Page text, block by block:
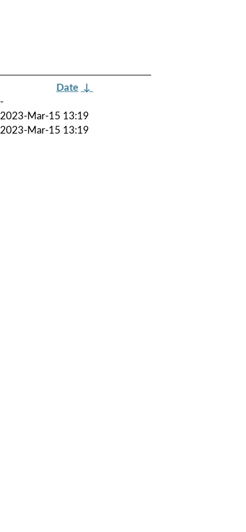
Date ↓
-
2023-Mar-15 13:19
2023-Mar-15 13:19